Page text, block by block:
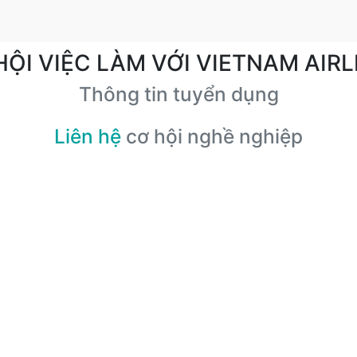
VIỆC LÀM VỚI VIETNAM
Thông tin tuyển dụng
Liên hệ cơ hội nghề nghiệp